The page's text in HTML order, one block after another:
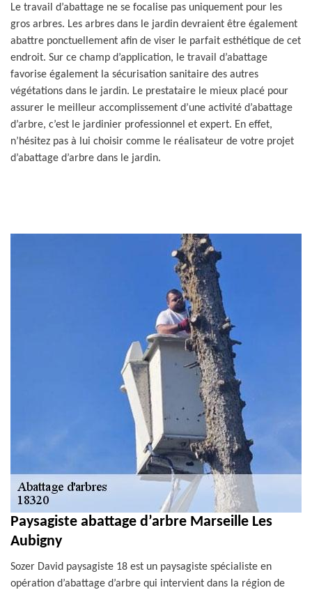
Le travail d’abattage ne se focalise pas uniquement pour les
gros arbres. Les arbres dans le jardin devraient être également
abattre ponctuellement afin de viser le parfait esthétique de cet
endroit. Sur ce champ d’application, le travail d’abattage
favorise également la sécurisation sanitaire des autres
végétations dans le jardin. Le prestataire le mieux placé pour
assurer le meilleur accomplissement d’une activité d’abattage
d’arbre, c’est le jardinier professionnel et expert. En effet,
n’hésitez pas à lui choisir comme le réalisateur de votre projet
d’abattage d’arbre dans le jardin.
Paysagiste abattage d’arbre Marseille Les
Aubigny
Sozer David paysagiste 18 est un paysagiste spécialiste en
opération d’abattage d’arbre qui intervient dans la région de